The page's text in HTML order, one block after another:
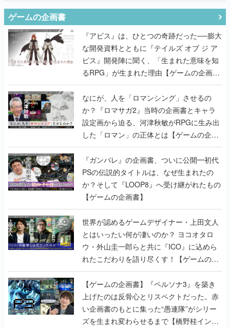
ゲームの企画書
『アビス』は、ひとつの奇跡だった──膨大
な開発資料とともに『テイルズ オブ ジ ア
ビス』開発陣に聞く、「生まれた意味を知
るRPG」が生まれた理由【ゲームの企画
書】
なにが、人を「ロマンシング」させるの
か？『ロマサガ2』当時の企画書とキャラ
設定画から迫る、河津秋敏がRPGに生み出
した「ロマン」の正体とは【ゲームの企画
書】
『ガンパレ』の企画書、ついに公開━初代
PSの伝説的タイトルは、なぜ生まれたの
か？そして『LOOP8』へ受け継がれたもの
【ゲームの企画書】
世界が認めるゲームデザイナー・上田文人
とはいったい何が凄いのか？ ヨコオタロ
ウ・外山圭一郎らと共に『ICO』に込めら
れたこだわりを語り尽くす！【ゲームの企
画書】
【ゲームの企画書】『ペルソナ3』を築き
上げたのは反骨心とリスペクトだった。赤
い企画書のもとに集った“愚連隊”がシリー
ズを生まれ変わらせるまで【橋野桂インタ